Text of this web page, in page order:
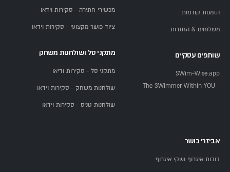
הזמנות קודמות
משלוחים & החזרות
שותפים עסקיים
SWim-Wise.app
- The SWimmer Within YOU
מכשירי חתירה - סקירות וידאו
ציוד כושר מקצועי - סקירות וידאו
מתקני סל ושולחנות משחק
מתקני סל - סקירות ודיאו
שולחנות משחק - סקירות וידאו
שולחנות טניס - סקירות וידאו
אביזרי כושר
בובות איגרוף ושקי איגרוף